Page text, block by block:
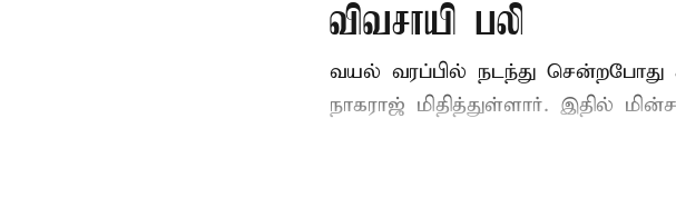
விவசாயி பலி
வயல் வரப்பில் நடந்து
நாகராஜ் மிதித்துள்ளார். இதில்